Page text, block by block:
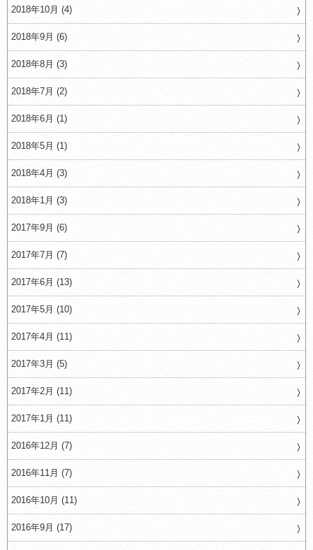
2018年10月 (4)
2018年9月 (6)
2018年8月 (3)
2018年7月 (2)
2018年6月 (1)
2018年5月 (1)
2018年4月 (3)
2018年1月 (3)
2017年9月 (6)
2017年7月 (7)
2017年6月 (13)
2017年5月 (10)
2017年4月 (11)
2017年3月 (5)
2017年2月 (11)
2017年1月 (11)
2016年12月 (7)
2016年11月 (7)
2016年10月 (11)
2016年9月 (17)